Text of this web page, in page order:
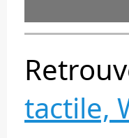
tactile,